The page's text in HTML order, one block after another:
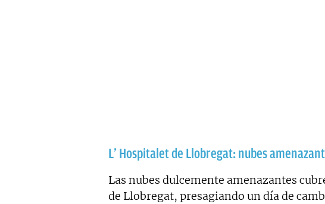
L’ Hospitalet de Llobregat: nubes
Las nubes dulcemente amenazantes
de Llobregat, presagiando un día de